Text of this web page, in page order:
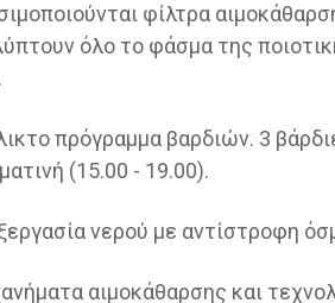
φίλτρα
όλο το φάσμα της
πρόγραμμα βαρδιών. 3
(15.00 - 19.00).
νερού με αντίστροφη
αιμοκάθαρσης και